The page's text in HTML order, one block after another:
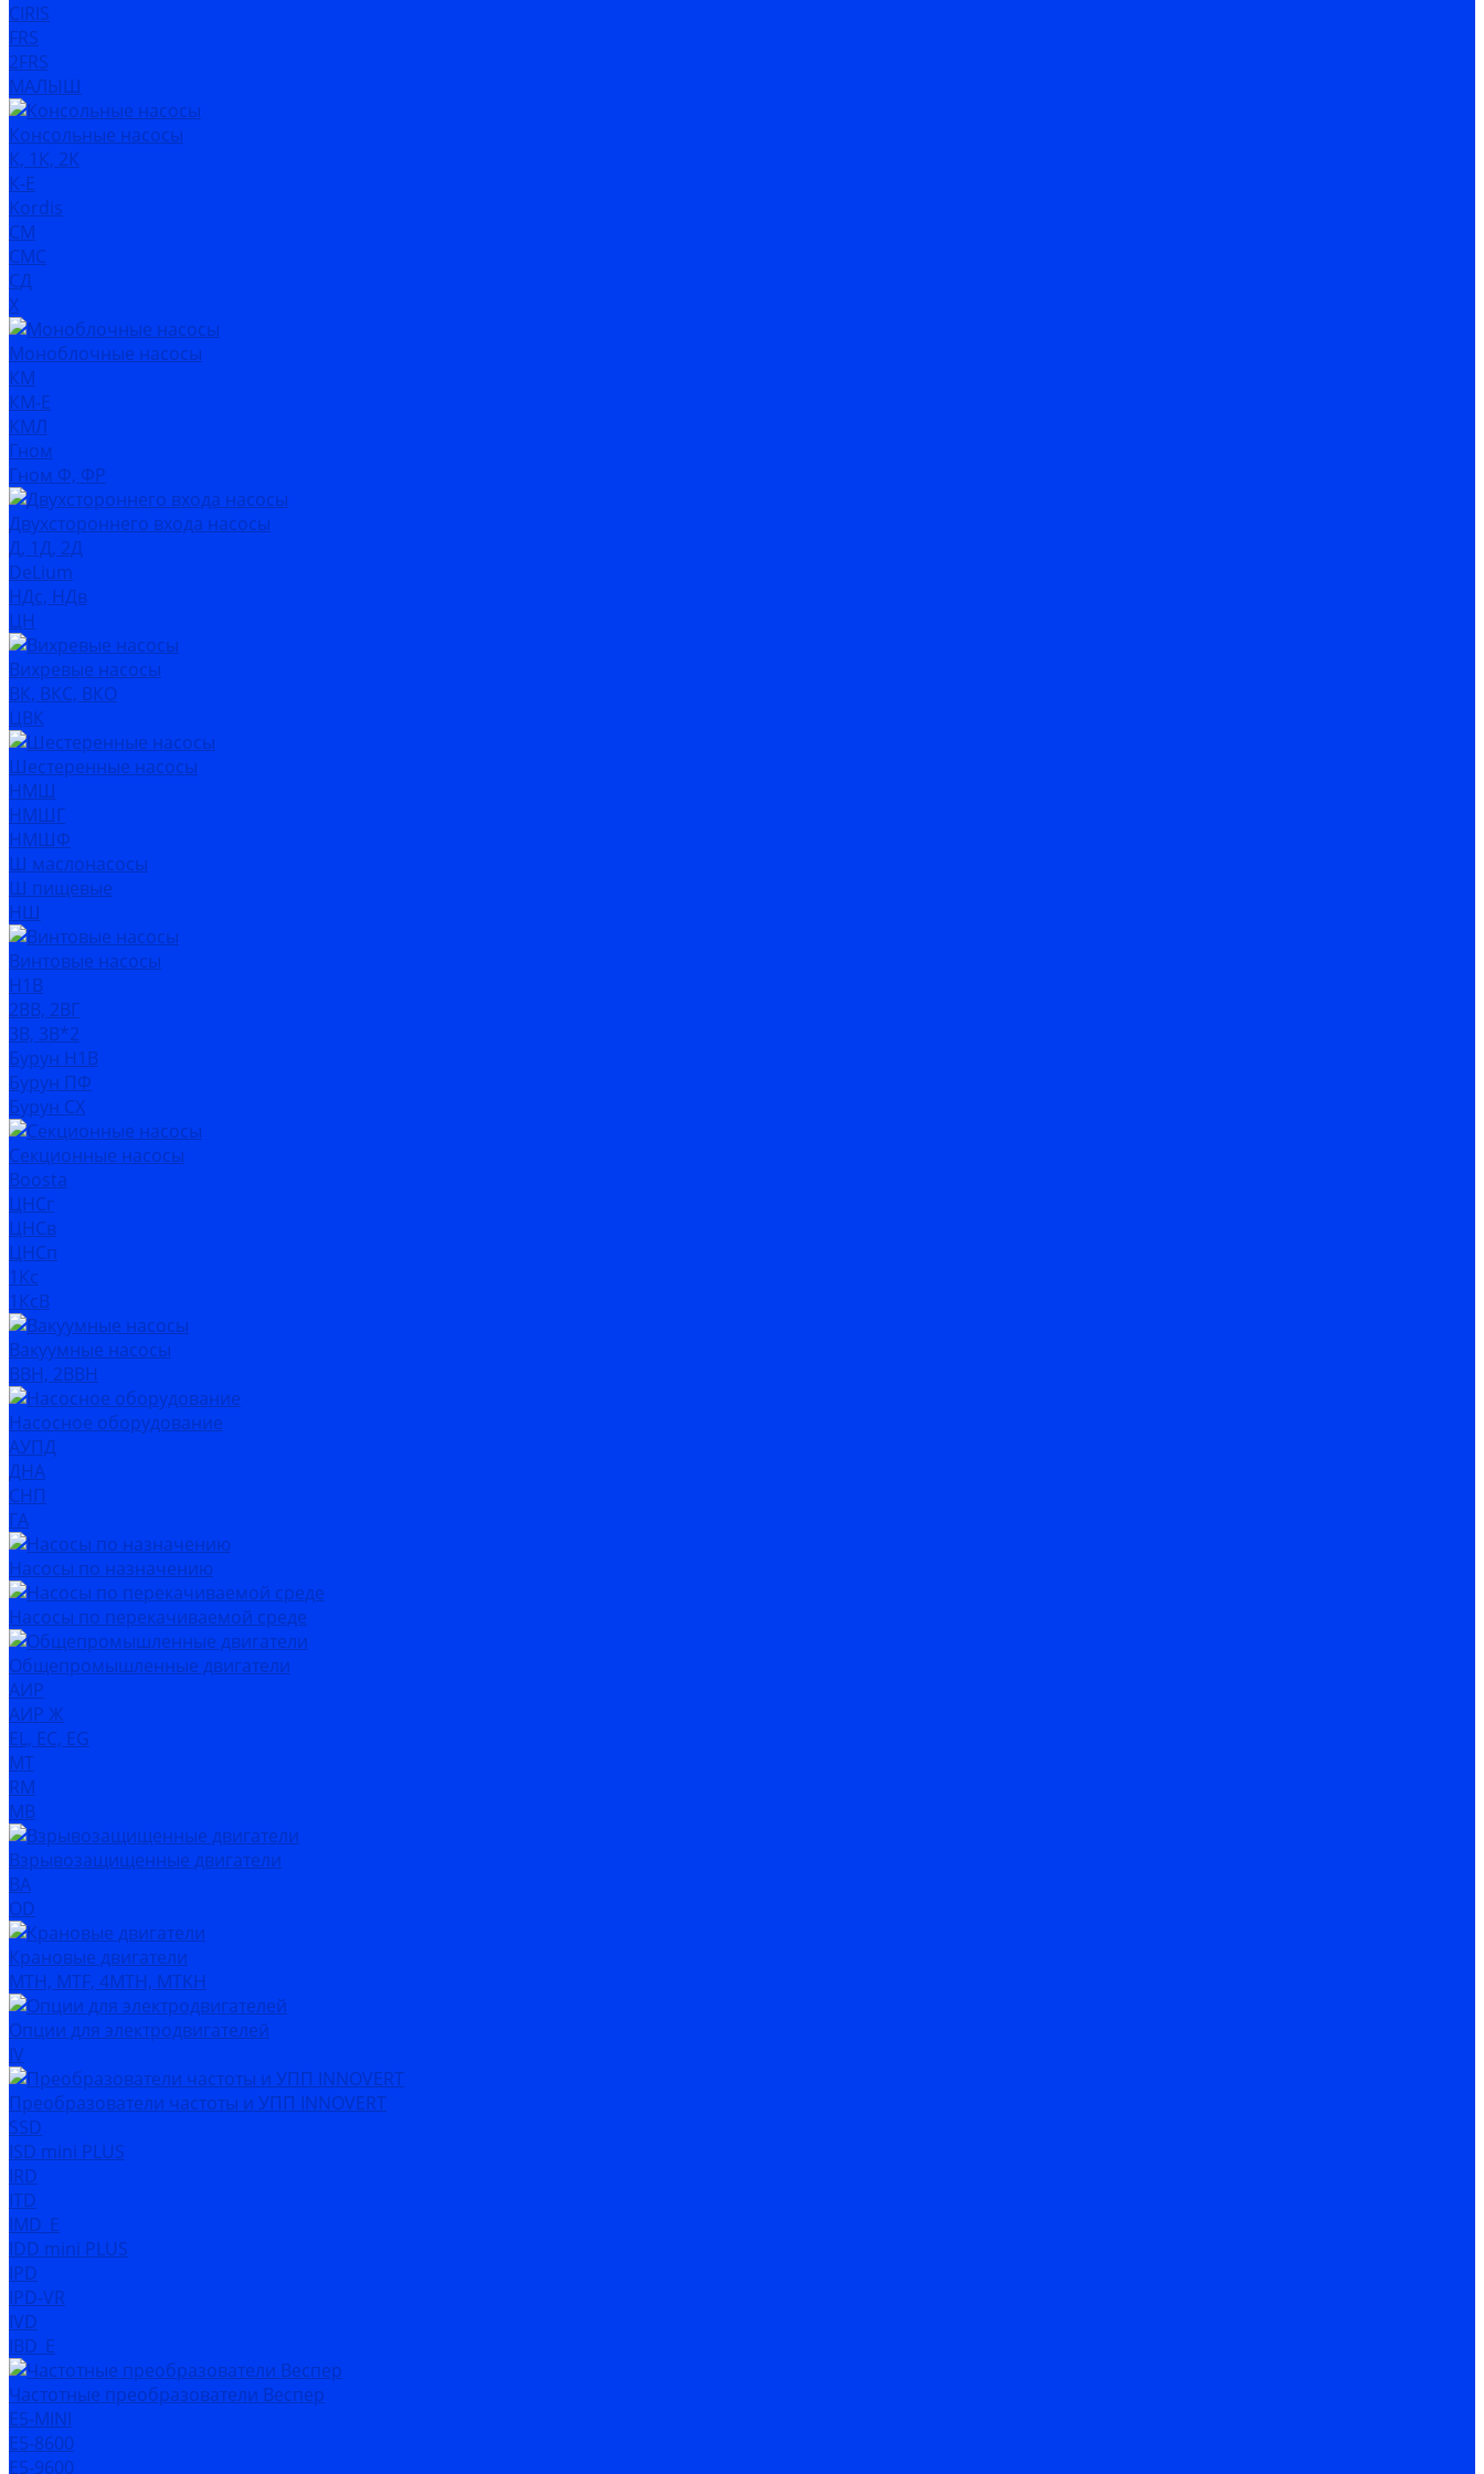
CIRIS
FRS
2FRS
МАЛЫШ
Консольные насосы
К, 1К, 2К
К-Е
Kordis
СМ
СМС
СД
Х
Моноблочные насосы
КМ
КМ-Е
КМЛ
Гном
Гном Ф, ФР
Двухстороннего входа насосы
Д, 1Д, 2Д
DeLium
НДс, НДв
ЦН
Вихревые насосы
ВК, ВКС, ВКО
ЦВК
Шестеренные насосы
НМШ
НМШГ
НМШФ
Ш маслонасосы
Ш пищевые
НШ
Винтовые насосы
Н1В
2ВВ, 2ВГ
3В, 3В*2
Бурун Н1В
Бурун ПФ
Бурун СХ
Секционные насосы
Boosta
ЦНСг
ЦНСв
ЦНСп
1Кс
1КсВ
Вакуумные насосы
ВВН, 2ВВН
Насосное оборудование
АУПД
ДНА
СНП
ГА
Насосы по назначению
Насосы по перекачиваемой среде
Общепромышленные двигатели
АИР
АИР Ж
EL, EC, EG
MT
RM
MB
Взрывозащищенные двигатели
ВА
OD
Крановые двигатели
MTH, MTF, 4MTH, MTKH
Опции для электродвигателей
IV
Преобразователи частоты и УПП INNOVERT
SSD
ISD mini PLUS
IRD
ITD
IMD_E
IDD mini PLUS
IPD
IРD-VR
IVD
IBD_E
Частотные преобразователи Веспер
Е5-MINI
Е5-8600
Е5-9600